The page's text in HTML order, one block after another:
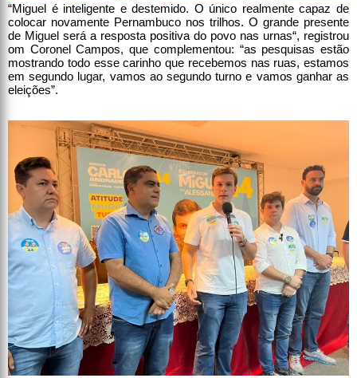
“Miguel é inteligente e destemido. O único realmente capaz de
colocar novamente Pernambuco nos trilhos. O grande presente
de Miguel será a resposta positiva do povo nas urnas“, registrou
om Coronel Campos, que complementou: “as pesquisas estão
mostrando todo esse carinho que recebemos nas ruas, estamos
em segundo lugar, vamos ao segundo turno e vamos ganhar as
eleições”.